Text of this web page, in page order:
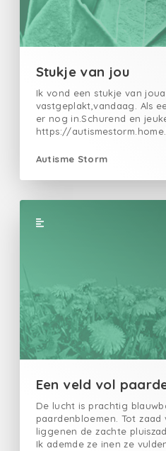
Stukje van jou
Ik vond een stukje van
vastgeplakt,vandaag. Als
er nog in.Schurend en
https://
Autisme Storm
Een veld vol
De lucht is prachtig
paardenbloemen. Tot
liggenen de zachte
Ik ademde ze inen ze